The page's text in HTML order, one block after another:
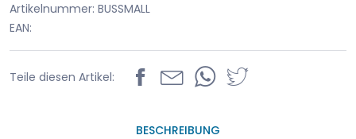
Artikelnummer: BUSSMALL
EAN:
Teile diesen Artikel:
BESCHREIBUNG